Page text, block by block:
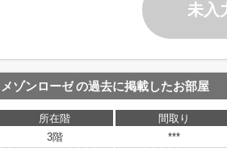
未入
メゾンローゼの過去に掲載したお部屋
所在階 間取り
3階
***